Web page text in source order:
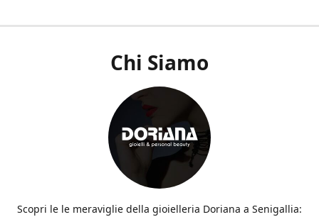
Chi Siamo
Scopri le le meraviglie della gioielleria Doriana a Senigallia: